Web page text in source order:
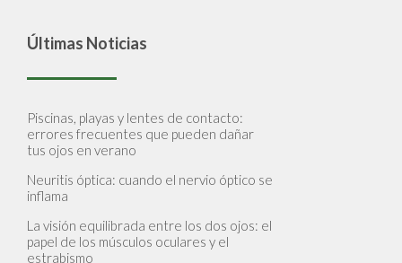
Últimas Noticias
Piscinas, playas y lentes de contacto:
errores frecuentes que pueden dañar
tus ojos en verano
Neuritis óptica: cuando el nervio óptico se
inflama
La visión equilibrada entre los dos ojos: el
papel de los músculos oculares y el
estrabismo